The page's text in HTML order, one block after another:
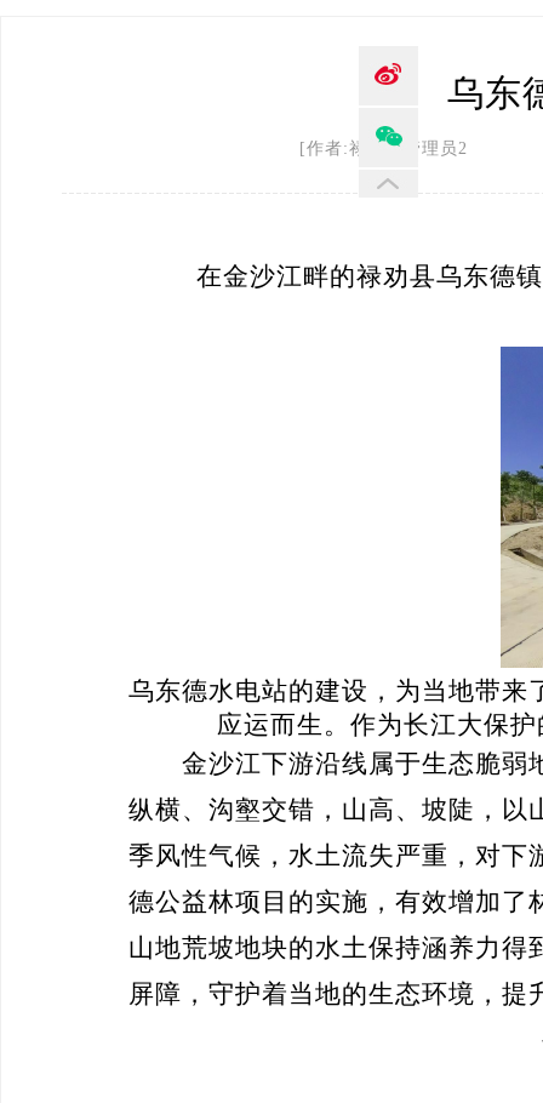
乌东
[作者:禄劝县管理员2
在金沙江畔的禄劝县乌东德
乌东德水电站的建设，为当地带来
应运而生。作为长江大保
金沙江下游沿线属于生态脆弱
纵横、沟壑交错，山高、坡陡， 以
季风性气候， 水土流失严重，对下
德公益林项目的实施，有效增加
山地荒坡地块的水土保持涵养力
屏障，守护着当地的生态环境，